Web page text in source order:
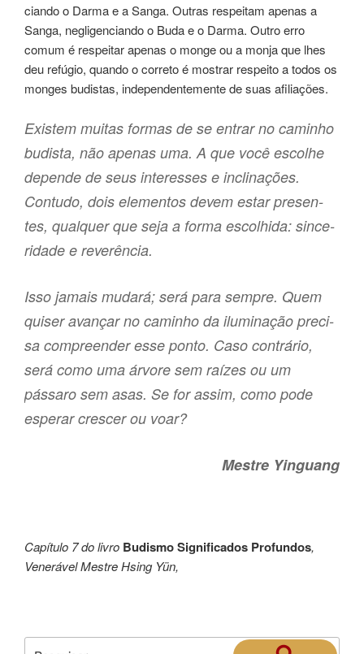
cian­do o Darma e a Sanga. Outras res­pei­tam ape­nas a
Sanga, negli­gen­cian­do o Buda e o Darma. Outro erro
comum é res­pei­tar ape­nas o monge ou a monja que lhes
deu refú­gio, quan­do o cor­re­to é mos­trar res­pei­to a todos os
mon­ges budis­tas, independentemen­te de suas afi­lia­ções.
Existem mui­tas for­mas de se entrar no cami­nho
budis­ta, não ape­nas uma. A que você esco­lhe
depen­de de seus inte­res­ses e incli­na­ções.
Contudo, dois ele­men­tos devem estar pre­sen­
tes, qual­quer que seja a forma esco­lhi­da: sin­ce­
ri­da­de e reve­rên­cia.
Isso ­jamais muda­rá; será para sempre. Quem
qui­ser avan­çar no cami­nho da iluminação pre­ci­
sa compreen­der esse ponto. Caso con­trá­rio,
será como uma árvo­re sem raí­zes ou um
pássaro sem asas. Se for assim, como pode
espe­rar cres­cer ou voar?
Mestre Yinguang
Capítulo 7 do livro Budismo Significados Profundos,
Venerável Mestre Hsing Yün,